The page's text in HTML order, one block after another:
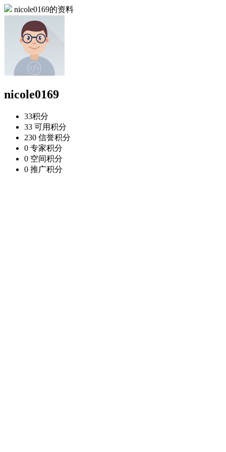
nicole0169的资料
nicole0169
33积分
33 可用积分
230 信誉积分
0 专家积分
0 空间积分
0 推广积分